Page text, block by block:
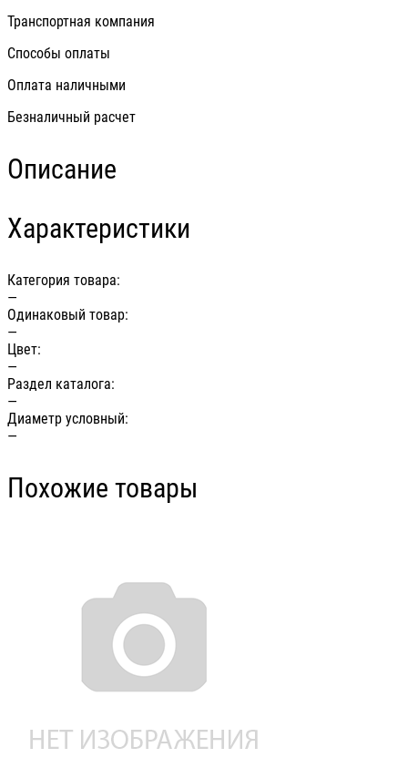
Транспортная компания
Способы оплаты
Оплата наличными
Безналичный расчет
Описание
Характеристики
Категория товара:
—
Одинаковый товар:
—
Цвет:
—
Раздел каталога:
—
Диаметр условный:
—
Похожие товары